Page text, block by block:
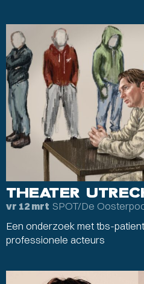
THEATER
vr 12 mrt SPOT/De
Een onderzoek met tbs-
professionele acteurs